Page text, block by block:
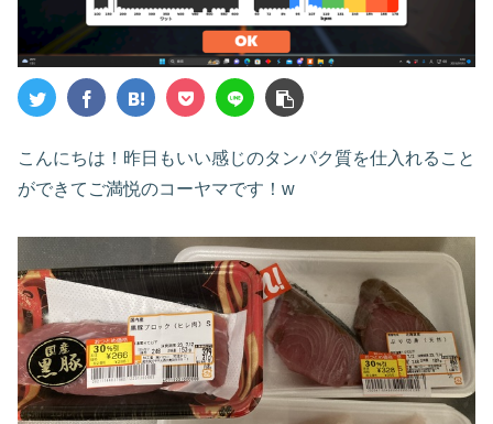
こんにちは！昨日もいい感じのタンパク質を仕入れること
ができてご満悦のコーヤマです！w